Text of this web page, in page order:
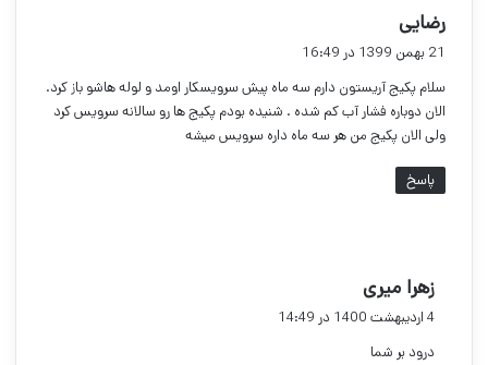
رضایی
:
21 بهمن 1399 در 16:49
سلام پکیج آریستون دارم سه ماه پیش سرویسکار اومد و لوله هاشو باز کرد.
الان دوباره فشار آب کم شده . شنیده بودم پکیج ها رو سالانه سرویس کرد
ولی الان پکیج من هر سه ماه داره سرویس میشه
پاسخ
زهرا میری
ف
4 اردیبهشت 1400 در 14:49
درود بر شما